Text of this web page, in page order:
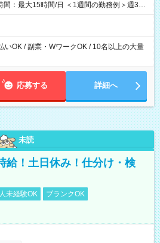
間：最大15時間/日 ＜1週間の勤務例＞週3回
：火・木・土・日 好きな時にお仕事
いOK / 副業・WワークOK / 10名以上の大量
応募する 詳細へ
未読
給！土日休み！仕分け・検
未経験OK
ブランクOK